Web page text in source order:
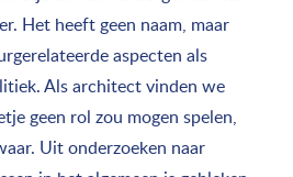
Het heeft geen naam, maar
aspecten als
Als architect vinden we
geen rol zou mogen spelen,
Uit onderzoeken naar